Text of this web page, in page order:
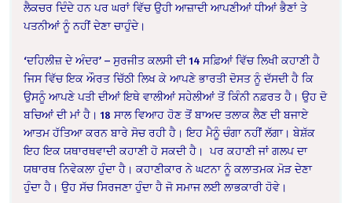
ਲੈਕਚਰ ਦਿੰਦੇ ਹਨ ਪਰ ਘਰਾਂ ਵਿੱਚ ਉਹੀ ਆਜ਼ਾਦੀ ਆਪਣੀਆਂ ਧੀਆਂ ਭੈਣਾਂ ਤੇ
ਪਤਨੀਆਂ ਨੂੰ ਨਹੀਂ ਦੇਣਾ ਚਾਹੁੰਦੇ।
‘ਦਹਿਲੀਜ਼ ਦੇ ਅੰਦਰ’ – ਸੁਰਜੀਤ ਕਲਸੀ ਦੀ 14 ਸਫ਼ਿਆਂ ਵਿੱਚ ਲਿਖੀ ਕਹਾਣੀ ਹੈ
ਜਿਸ ਵਿੱਚ ਇਕ ਔਰਤ ਚਿੱਠੀ ਲਿਖ ਕੇ ਆਪਣੇ ਭਾਰਤੀ ਦੋਸਤ ਨੂੰ ਦੱਸਦੀ ਹੈ ਕਿ
ਉਸਨੂੰ ਆਪਣੇ ਪਤੀ ਦੀਆਂ ਇਥੇ ਵਾਲੀਆਂ ਸਹੇਲੀਆਂ ਤੋਂ ਕਿੰਨੀ ਨਫ਼ਰਤ ਹੈ। ਉਹ ਦੋ
ਬਚਿਆਂ ਦੀ ਮਾਂ ਹੈ। 18 ਸਾਲ ਵਿਆਹ ਹੋਣ ਤੋਂ ਬਾਅਦ ਤਲਾਕ ਲੈਣ ਦੀ ਬਜਾਏ
ਆਤਮ ਹੱਤਿਆ ਕਰਨ ਬਾਰੇ ਸੋਚ ਰਹੀ ਹੈ। ਇਹ ਮੈਨੂੰ ਚੰਗਾ ਨਹੀਂ ਲੱਗਾ। ਬੇਸ਼ੱਕ
ਇਹ ਇਕ ਯਥਾਰਥਵਾਦੀ ਕਹਾਣੀ ਹੋ ਸਕਦੀ ਹੈ।
ਪਰ ਕਹਾਣੀ ਜਾਂ ਗਲਪ ਦਾ
ਯਥਾਰਥ ਨਿਵੇਕਲਾ ਹੁੰਦਾ ਹੈ। ਕਹਾਣੀਕਾਰ ਨੇ ਘਟਨਾ ਨੂੰ ਕਲਾਤਮਕ ਮੋੜ ਦੇਣਾ
ਹੁੰਦਾ ਹੈ। ਉਹ ਸੱਚ ਸਿਰਜਣਾ ਹੁੰਦਾ ਹੈ ਜੋ ਸਮਾਜ ਲਈ ਲਾਭਕਾਰੀ ਹੋਵੇ।